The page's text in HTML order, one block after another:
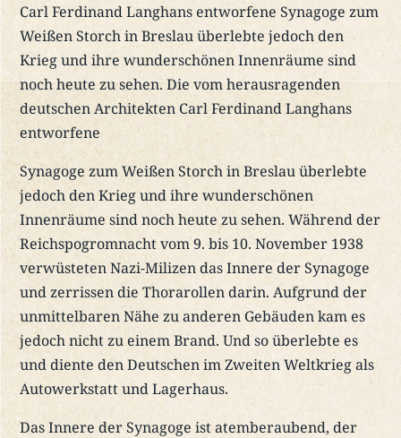
Carl Ferdinand Langhans entworfene Synagoge zum
Weißen Storch in Breslau überlebte jedoch den
Krieg und ihre wunderschönen Innenräume sind
noch heute zu sehen. Die vom herausragenden
deutschen Architekten Carl Ferdinand Langhans
entworfene
Synagoge zum Weißen Storch in Breslau überlebte
jedoch den Krieg und ihre wunderschönen
Innenräume sind noch heute zu sehen. Während der
Reichspogromnacht vom 9. bis 10. November 1938
verwüsteten Nazi-Milizen das Innere der Synagoge
und zerrissen die Thorarollen darin. Aufgrund der
unmittelbaren Nähe zu anderen Gebäuden kam es
jedoch nicht zu einem Brand. Und so überlebte es
und diente den Deutschen im Zweiten Weltkrieg als
Autowerkstatt und Lagerhaus.
Das Innere der Synagoge ist atemberaubend, der